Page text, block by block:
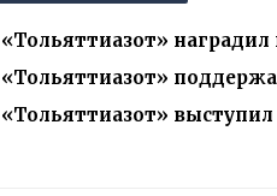
«Тольяттиазот»
«Тольяттиазот»
«Тольяттиазот»